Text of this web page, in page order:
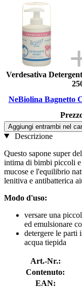
Verdesativa
NeBiolina Bagnetto
Aggiungi entrambi nel
Descrizione
Questo sapone super
intima di bimbi piccoli
mucose e l'equilibrio
lenitiva e antibatterica
Modo d'uso:
versare una
ed emulsionare
detergere le parti
acqua tiepida
Art.-Nr.:
Contenuto:
EAN: